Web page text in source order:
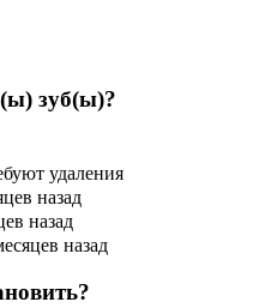
зуб(ы)?
удаления
назад
назад
назад